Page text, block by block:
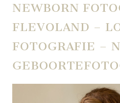
NEWBORN
FLEVOLAND –
FOTOGRAFIE –